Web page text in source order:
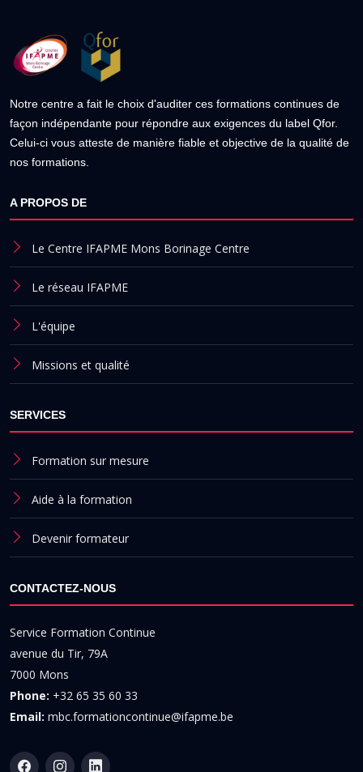
Notre centre a fait le choix d'auditer ces formations continues de
façon indépendante pour répondre aux exigences du label Qfor.
Celui-ci vous atteste de manière fiable et objective de la qualité de
nos formations.
A PROPOS DE
Le Centre IFAPME Mons Borinage Centre
Le réseau IFAPME
L'équipe
Missions et qualité
SERVICES
Formation sur mesure
Aide à la formation
Devenir formateur
CONTACTEZ-NOUS
Service Formation Continue
avenue du Tir, 79A
7000 Mons
Phone: +32 65 35 60 33
Email: mbc.formationcontinue@ifapme.be